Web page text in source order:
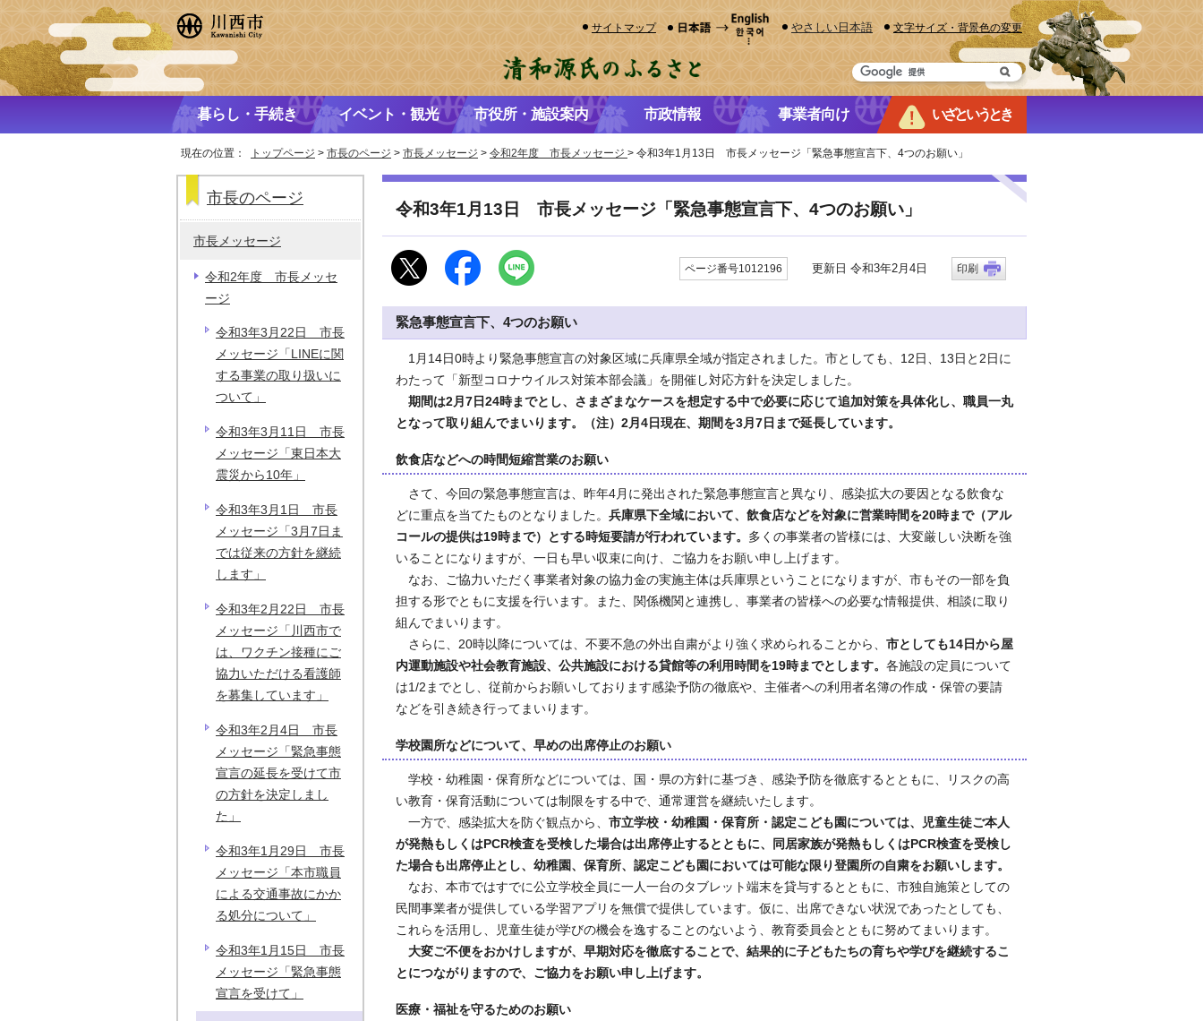
サイトマップ やさしい日本語 文字サイズ・背景色の変更
暮らし・手続き イベント・観光 市役所・施設案内 市政情報 事業者向け いざというとき
現在の位置： トップページ > 市長のページ > 市長メッセージ > 令和2年度 市長メッセージ > 令和3年1月13日 市長メッセージ「緊急事態宣言下、4つのお願い」
令和3年1月13日 市長メッセージ「緊急事態宣言下、4つのお願い」
ページ番号1012196 更新日 令和3年2月4日 印刷
緊急事態宣言下、4つのお願い
1月14日0時より緊急事態宣言の対象区域に兵庫県全域が指定されました。市としても、12日、13日と2日に
わたって「新型コロナウイルス対策本部会議」を開催し対応方針を決定しました。
期間は2月7日24時までとし、さまざまなケースを想定する中で必要に応じて追加対策を具体化し、職員一丸
となって取り組んでまいります。（注）2月4日現在、期間を3月7日まで延長しています。
飲食店などへの時間短縮営業のお願い
さて、今回の緊急事態宣言は、昨年4月に発出された緊急事態宣言と異なり、感染拡大の要因となる飲食な
どに重点を当てたものとなりました。 兵庫県下全域において、飲食店などを対象に営業時間を20時まで（アル
コールの提供は19時まで）とする時短要請が行われています。 多くの事業者の皆様には、大変厳しい決断を強
いることになりますが、一日も早い収束に向け、ご協力をお願い申し上げます。
なお、ご協力いただく事業者対象の協力金の実施主体は兵庫県ということになりますが、市もその一部を負
担する形でともに支援を行います。また、関係機関と連携し、事業者の皆様への必要な情報提供、相談に取り
組んでまいります。
さらに、20時以降については、不要不急の外出自粛がより強く求められることから、 市としても14日から屋
内運動施設や社会教育施設、公共施設における貸館等の利用時間を19時までとします。 各施設の定員について
は1/2までとし、従前からお願いしております感染予防の徹底や、主催者への利用者名簿の作成・保管の要請
などを引き続き行ってまいります。
学校園所などについて、早めの出席停止のお願い
学校・幼稚園・保育所などについては、国・県の方針に基づき、感染予防を徹底するとともに、リスクの高
い教育・保育活動については制限をする中で、通常運営を継続いたします。
一方で、感染拡大を防ぐ観点から、 市立学校・幼稚園・保育所・認定こども園については、児童生徒ご本人
が発熱もしくはPCR検査を受検した場合は出席停止するとともに、同居家族が発熱もしくはPCR検査を受検し
た場合も出席停止とし、幼稚園、保育所、認定こども園においては可能な限り登園所の自粛をお願いします。
なお、本市ではすでに公立学校全員に一人一台のタブレット端末を貸与するとともに、市独自施策としての
民間事業者が提供している学習アプリを無償で提供しています。仮に、出席できない状況であったとしても、
これらを活用し、児童生徒が学びの機会を逸することのないよう、教育委員会とともに努めてまいります。
大変ご不便をおかけしますが、早期対応を徹底することで、結果的に子どもたちの育ちや学びを継続するこ
とにつながりますので、ご協力をお願い申し上げます。
医療・福祉を守るためのお願い
市長のページ
市長メッセージ
令和2年度 市長メッセ
ージ
令和3年3月22日 市長
メッセージ「LINEに関
する事業の取り扱いに
ついて」
令和3年3月11日 市長
メッセージ「東日本大
震災から10年」
令和3年3月1日 市長
メッセージ「3月7日ま
では従来の方針を継続
します」
令和3年2月22日 市長
メッセージ「川西市で
は、ワクチン接種にご
協力いただける看護師
を募集しています」
令和3年2月4日 市長
メッセージ「緊急事態
宣言の延長を受けて市
の方針を決定しまし
た」
令和3年1月29日 市長
メッセージ「本市職員
による交通事故にかか
る処分について」
令和3年1月15日 市長
メッセージ「緊急事態
宣言を受けて」